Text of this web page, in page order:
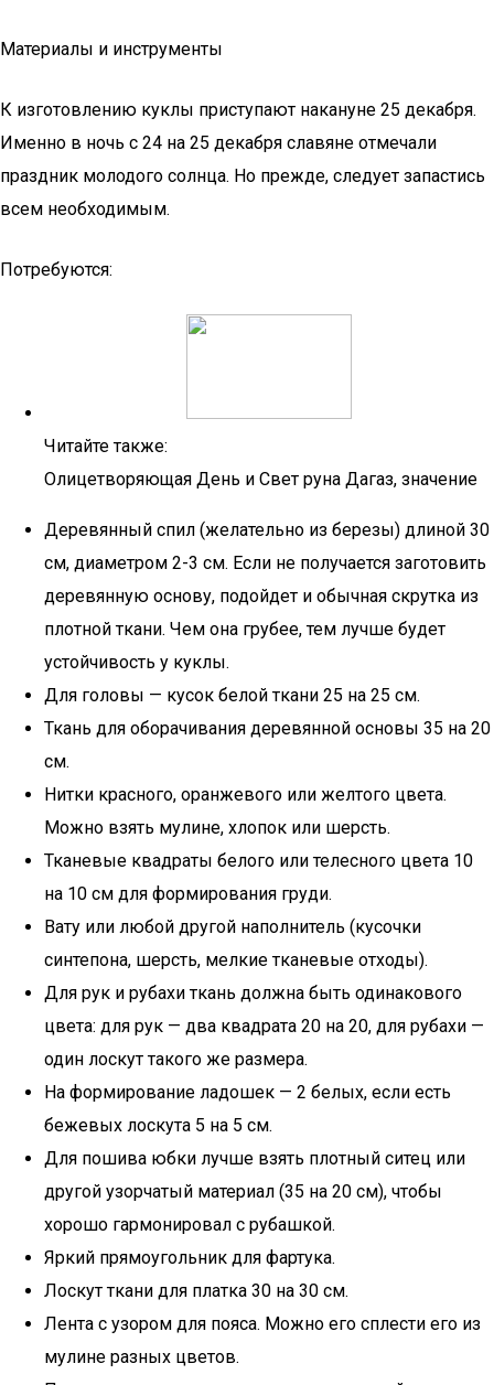
Материалы и инструменты
К изготовлению куклы приступают накануне 25 декабря.
Именно в ночь с 24 на 25 декабря славяне отмечали
праздник молодого солнца. Но прежде, следует запастись
всем необходимым.
Потребуются:
Читайте также:
Олицетворяющая День и Свет руна Дагаз, значение
Деревянный спил (желательно из березы) длиной 30
см, диаметром 2-3 см. Если не получается заготовить
деревянную основу, подойдет и обычная скрутка из
плотной ткани. Чем она грубее, тем лучше будет
устойчивость у куклы.
Для головы — кусок белой ткани 25 на 25 см.
Ткань для оборачивания деревянной основы 35 на 20
см.
Нитки красного, оранжевого или желтого цвета.
Можно взять мулине, хлопок или шерсть.
Тканевые квадраты белого или телесного цвета 10
на 10 см для формирования груди.
Вату или любой другой наполнитель (кусочки
синтепона, шерсть, мелкие тканевые отходы).
Для рук и рубахи ткань должна быть одинакового
цвета: для рук — два квадрата 20 на 20, для рубахи —
один лоскут такого же размера.
На формирование ладошек — 2 белых, если есть
бежевых лоскута 5 на 5 см.
Для пошива юбки лучше взять плотный ситец или
другой узорчатый материал (35 на 20 см), чтобы
хорошо гармонировал с рубашкой.
Яркий прямоугольник для фартука.
Лоскут ткани для платка 30 на 30 см.
Лента с узором для пояса. Можно его сплести его из
мулине разных цветов.